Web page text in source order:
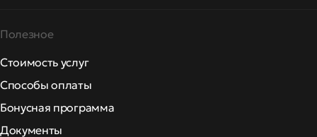
Полезное
Стоимость услуг
Способы оплаты
Бонусная программа
Документы